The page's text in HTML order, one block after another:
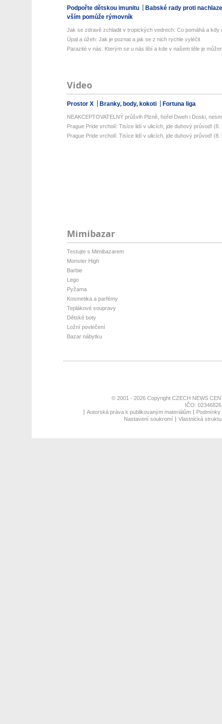
Podpořte dětskou imunitu
Babské rady proti
vším pomůže rýmovník
Jak se zdravě zchladit v tropických vedrech: Co pomáhá a kdy
Úpal a úžeh: Jak je poznat a jak se z nich rychle vyléčit
Parazité v nás: Kterým se u nás líbí a kde v našem těle je
Video
Prostor X Branky, body, kokoti Fortuna liga
NEAKCEPTOVATELNÝ průšvih Plzně, hořel Dweh i Doski,
Prague Pride vrcholí: Tisíce lidí v ulicích, jde duhový průvod! (8.
Prague Pride vrcholí: Tisíce lidí v ulicích, jde duhový průvod! (8.
Mimibazar
Testujte s Mimibazarem
Monster High
Barbie
Lego
Pyžama
Kosmetika a parfémy
Teplákové soupravy
Dětské boty
Ložní povlečení
Bazar nábytku
© 2001 - 2026 Copyright CZECH NEWS
IČO:
Autorská práva k publikovaným materiálům
Nastavení soukromí
Vlastnická